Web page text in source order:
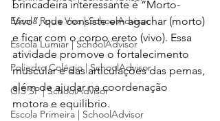
Escola Roda Viva | SchoolAdvisor
Escola Lumiar | SchoolAdvisor
Poliedro Colégio | SchoolAdvisor
GIS SP | SchoolAdvisor
Escola Primeira | SchoolAdvisor
brincadeira interessante é “Morto-
Vivo”, que consiste em agachar (morto)
e ficar com o corpo ereto (vivo). Essa
atividade promove o fortalecimento
muscular e das articulações das pernas,
além de ajudar na coordenação
motora e equilíbrio.